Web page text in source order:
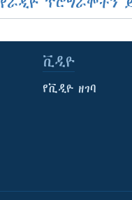
ቪዲዮ
የቪዲዮ ዘገባ